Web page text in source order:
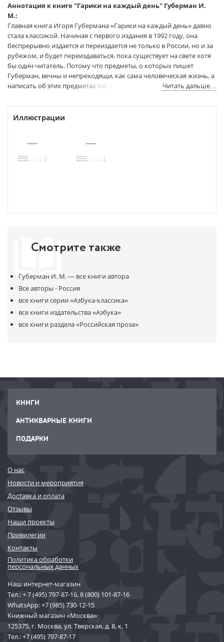
Тип обложки:
Мягкая обложка
Формат:
75х100 1/32
Размеры в мм
(ДхШхВ):
180x115x14
Вес:
175 гр.
Страниц:
352
Тираж:
2000 экз.
Код товара:
50018858
ISBN:
Аннотация к книге "Гарики на каждый день" Губерман И.
М.:
Главная книга Игоря Губермана «Гарики на каждый день» давно
стала классикой. Начиная с первого издания в 1992 году, она
беспрерывно издается и переиздается не только в России, но и за
рубежом, и будет переиздаваться, пока существует на свете хотя
бы один читатель. Потому что предметы, о которых пишет
Губерман, вечны и непреходящи, как сама человеческая жизнь, а
написать об этих предметах так кратко, смешно и точно, не
Читать дальше…
Иллюстрации
Смотрите также
Губерман И. М. — все книги автора
Все авторы - Россия
все книги серии«Азбука-классика»
все книги издательства«Азбука»
все книги раздела«Российская проза»
КНИГИ
АНТИКВАРНЫЕ КНИГИ
ПОДАРКИ
О нас
Новости и мероприятия
Доставка и оплата
Отзывы
Наши проекты
Привилегии
Контакты
Политика обработки
персональных данных
Наш интернет-магазин
Тел.:+ 7 (495) 797-87-16,8 (800) 101-87-16
WhatsApp:+7 (985) 730-12-15
Книжный магазин «Москва»
125375, г. Москва, ул. Тверская, д. 8, к. 1
Тел.:+7 (495) 797-87-17